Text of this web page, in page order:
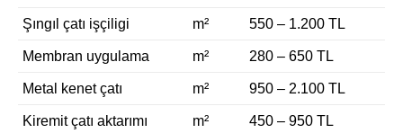
Şıngıl çatı işçiligi m² 550 – 1.200 TL
Membran uygulama m² 280 – 650 TL
Metal kenet çatı m² 950 – 2.100 TL
Kiremit çatı aktarımı m² 450 – 950 TL